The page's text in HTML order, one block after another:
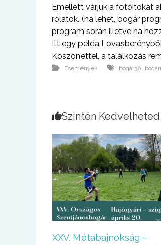
Emellett várjuk a fotóitokat
rólatok. (ha lehet, bogár
program során illetve ha
Itt egy példa
Köszönettel, a találkozás
Események bogár30
Szintén Kedvelheted
XXV. Métabajnokság –